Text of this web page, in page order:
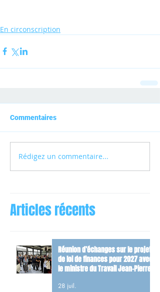
En circonscription
Commentaires
Rédigez un commentaire...
Articles récents
Réunion d’échanges sur le projet
de loi de finances pour 2027 avec
le ministre du Travail Jean-Pierre
28 juil.